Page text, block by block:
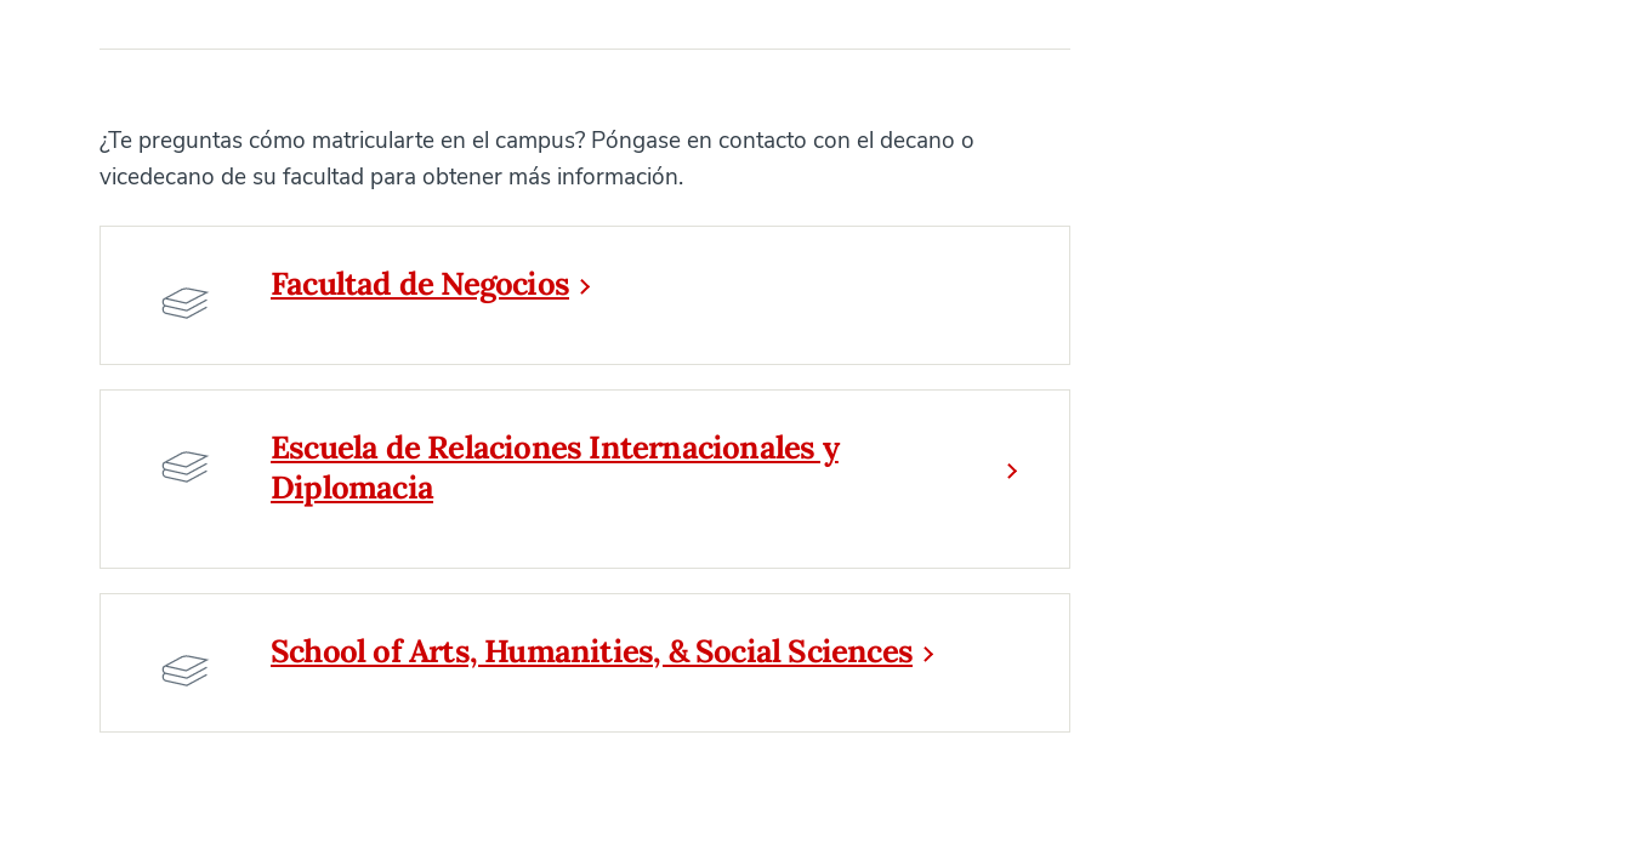
¿Te preguntas cómo matricularte en el campus? Póngase en contacto con el decano o
vicedecano de su facultad para obtener más información.
Facultad de Negocios
Escuela de Relaciones Internacionales y
Diplomacia
School of Arts, Humanities, & Social Sciences